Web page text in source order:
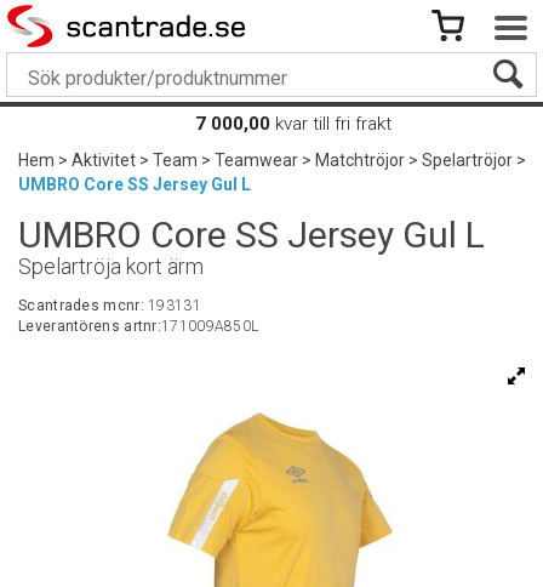
7 000,00 kvar till fri frakt
Hem>Aktivitet>Team>Teamwear>Matchtröjor>Spelartröjor>
UMBRO Core SS Jersey Gul L
UMBRO Core SS Jersey Gul L
Spelartröja kort ärm
Scantrades mcnr:193131
Leverantörens artnr:171009A850L